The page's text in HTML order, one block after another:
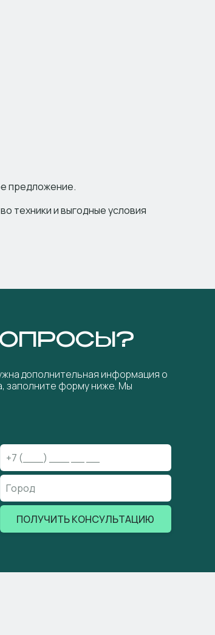
предложение.
техники и выгодные условия
дополнительная информация о
заполните форму ниже. Мы
ПОЛУЧИТЬ КОНСУЛЬТАЦИЮ